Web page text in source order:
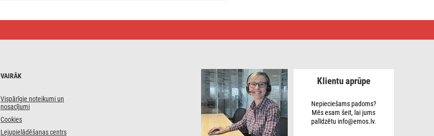
VAIRĀK
Vispārīgie noteikumi un
nosacījumi
Cookies
Lejupielādēšanas centrs
Klientu aprūpe
Nepieciešams padoms?
Mēs esam šeit, lai jums
palīdzētu info@emos.lv.